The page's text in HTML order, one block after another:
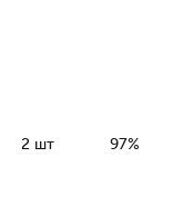
2 шт 97%